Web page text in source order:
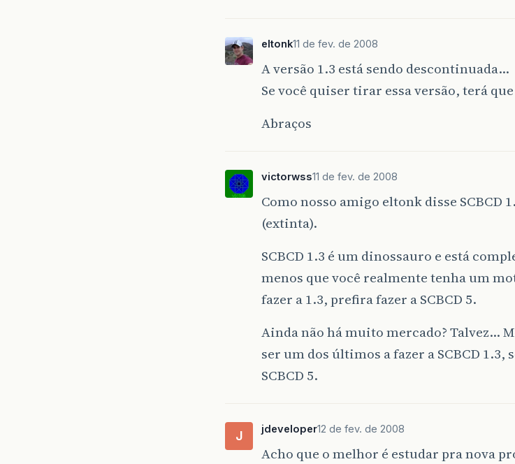
eltonk11 de fev. de 2008
A versão 1.3 está sendo descontinuada…
Se você quiser tirar essa versão, terá
Abraços
victorwss11 de fev. de 2008
Como nosso amigo eltonk disse SCBCD
(extinta).
SCBCD 1.3 é um dinossauro e está
menos que você realmente tenha um
fazer a 1.3, prefira fazer a SCBCD 5.
Ainda não há muito mercado? Talvez…
ser um dos últimos a fazer a SCBCD
SCBCD 5.
J jdeveloper12 de fev. de 2008
Acho que o melhor é estudar pra nova